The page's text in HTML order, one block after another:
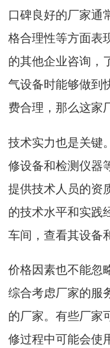
口碑良好的厂家通
格合理性等方面表
的其他企业咨询，
气设备时能够做到
费合理，那么这家
技术实力也是关键
修设备和检测仪器
提供技术人员的资
的技术水平和实践
车间，查看其设备
价格因素也不能忽
综合考虑厂家的服
的厂家。有些厂家
修过程中可能会使